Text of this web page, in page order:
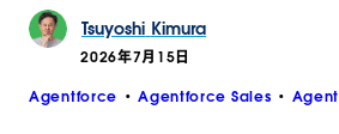
Tsuyoshi Kimura
2026年7月15日
Agentforce Agentforce Sales